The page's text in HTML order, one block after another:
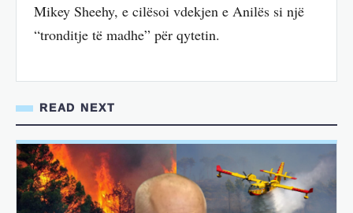
Mikey Sheehy, e cilësoi vdekjen e Anilës si një
“tronditje të madhe” për qytetin.
READ NEXT